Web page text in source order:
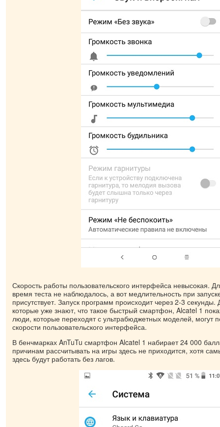
Скорость работы пользовательского интерфейса невысокая.
время теста не наблюдалось, а вот медлительность при
присутствует. Запуск программ происходит через 2-3 секунды.
которые уже знают, что такое быстрый смартфон, Alcatel 1
люди, которые переходят с ультрабюджетных моделей, могут
скорости пользовательского интерфейса.
В бенчмарках AnTuTu смартфон Alcatel 1 набирает 24 000
причинам рассчитывать на игры здесь не приходится, хотя
здесь будут работать без лагов.